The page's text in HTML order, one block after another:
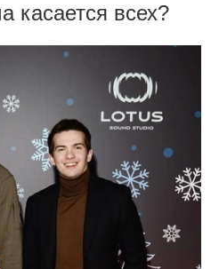
касается всех?